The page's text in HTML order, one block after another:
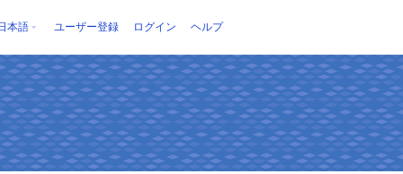
本語 ユーザー登録 ログイン ヘルプ